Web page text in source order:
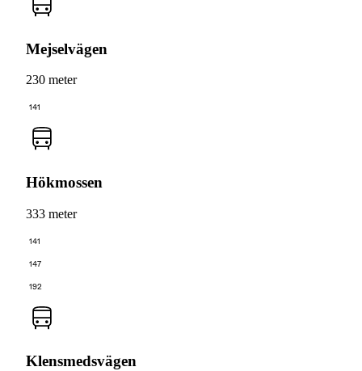
Mejselvägen
230 meter
141
Hökmossen
333 meter
141
147
192
Klensmedsvägen